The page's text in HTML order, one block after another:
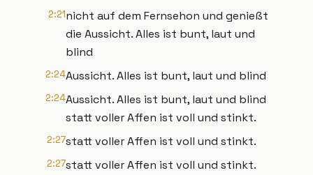
2:21nicht auf dem Fernsehon und genießt
die Aussicht. Alles ist bunt, laut und
blind
2:24Aussicht. Alles ist bunt, laut und blind
2:24Aussicht. Alles ist bunt, laut und blind
statt voller Affen ist voll und stinkt.
2:27statt voller Affen ist voll und stinkt.
2:27statt voller Affen ist voll und stinkt.